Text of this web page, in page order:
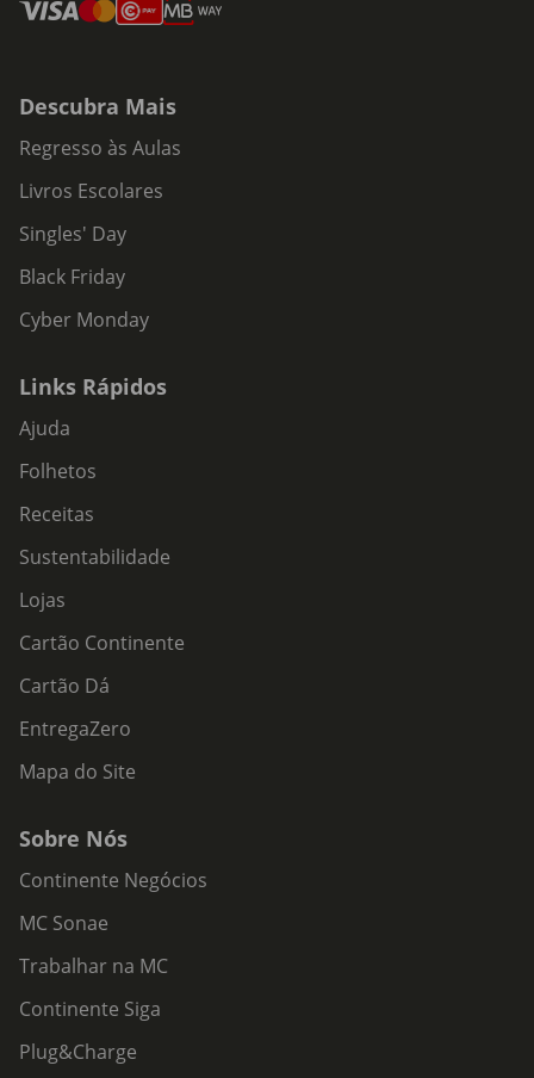
Descubra Mais
Regresso às Aulas
Livros Escolares
Singles' Day
Black Friday
Cyber Monday
Links Rápidos
Ajuda
Folhetos
Receitas
Sustentabilidade
Lojas
Cartão Continente
Cartão Dá
EntregaZero
Mapa do Site
Sobre Nós
Continente Negócios
MC Sonae
Trabalhar na MC
Continente Siga
Plug&Charge